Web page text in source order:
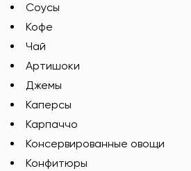
Соусы
Кофе
Чай
Артишоки
Джемы
Каперсы
Карпаччо
Консервированные овощи
Конфитюры